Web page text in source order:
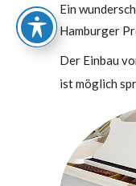
Ein
Hamburger
Der Einbau
ist möglich